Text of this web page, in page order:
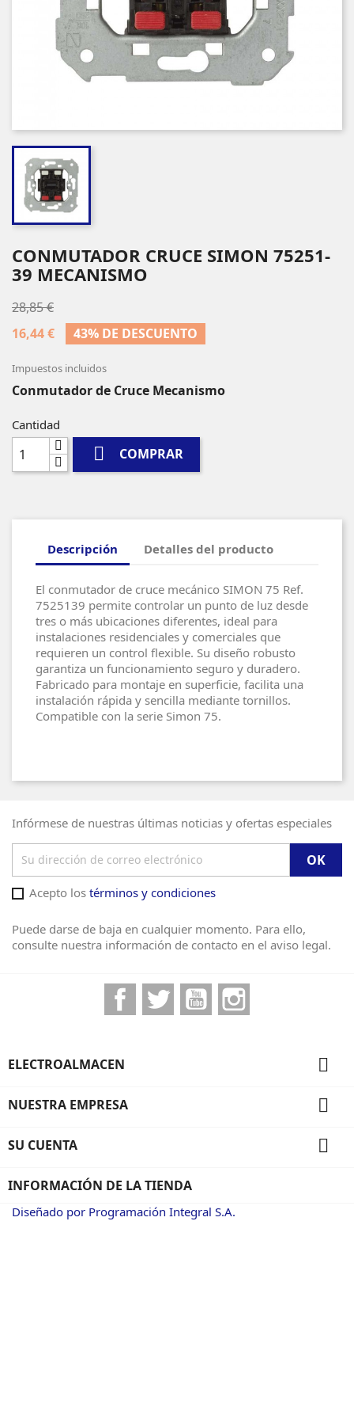
CONMUTADOR CRUCE SIMON 75251-
39 MECANISMO
28,85 €
16,44 €
43% DE DESCUENTO
Impuestos incluidos
Conmutador de Cruce Mecanismo
Cantidad
 COMPRAR
Descripción Detalles del producto
El conmutador de cruce mecánico SIMON 75 Ref.
7525139 permite controlar un punto de luz desde
tres o más ubicaciones diferentes, ideal para
instalaciones residenciales y comerciales que
requieren un control flexible. Su diseño robusto
garantiza un funcionamiento seguro y duradero.
Fabricado para montaje en superficie, facilita una
instalación rápida y sencilla mediante tornillos.
Compatible con la serie Simon 75.
Infórmese de nuestras últimas noticias y ofertas especiales
Acepto los términos y condiciones
Puede darse de baja en cualquier momento. Para ello,
consulte nuestra información de contacto en el aviso legal.
FacebookTwitter YouTube
ELECTROALMACEN 
NUESTRA EMPRESA 
SU CUENTA 
INFORMACIÓN DE LA TIENDA
Diseñado por Programación Integral S.A.